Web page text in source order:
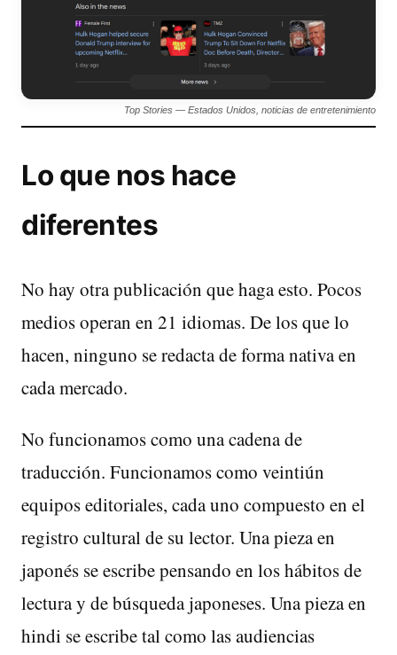
Top Stories — Estados Unidos, noticias de entretenimiento
Lo que nos hace
diferentes
No hay otra publicación que haga esto. Pocos
medios operan en 21 idiomas. De los que lo
hacen, ninguno se redacta de forma nativa en
cada mercado.
No funcionamos como una cadena de
traducción. Funcionamos como veintiún
equipos editoriales, cada uno compuesto en el
registro cultural de su lector. Una pieza en
japonés se escribe pensando en los hábitos de
lectura y de búsqueda japoneses. Una pieza en
hindi se escribe tal como las audiencias